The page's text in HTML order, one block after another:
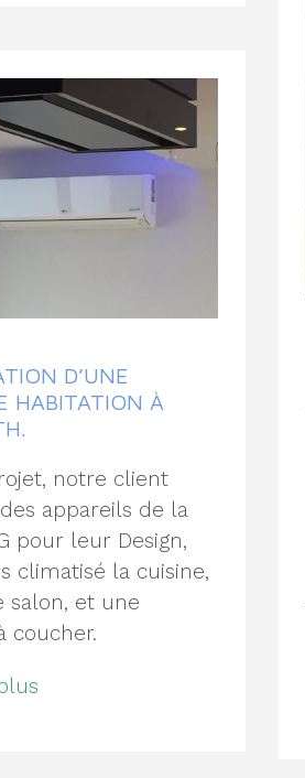
D’UNE
HABITATION À
notre client
appareils de la
pour leur Design,
climatisé la cuisine,
salon, et une
coucher.